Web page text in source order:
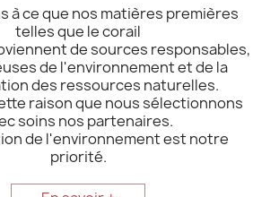
à ce que nos matières premières
telles que le corail
de sources responsables,
de l'environnement et de la
des ressources naturelles.
raison que nous sélectionnons
soins nos partenaires.
de l'environnement est notre
priorité.